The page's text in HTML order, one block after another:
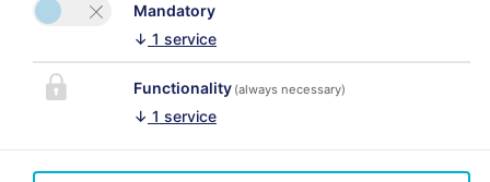
Mandatory
↓ 1 service
Functionality (always necessary)
↓ 1 service